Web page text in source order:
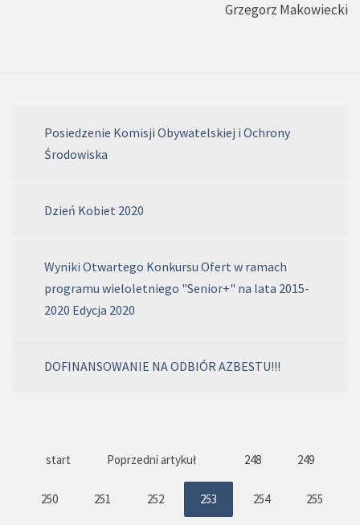
Grzegorz Makowiecki
Posiedzenie Komisji Obywatelskiej i Ochrony
Środowiska
Dzień Kobiet 2020
Wyniki Otwartego Konkursu Ofert w ramach
programu wieloletniego "Senior+" na lata 2015-
2020 Edycja 2020
DOFINANSOWANIE NA ODBIÓR AZBESTU!!!
start Poprzedni artykuł 248 249
250 251 252 253 254 255